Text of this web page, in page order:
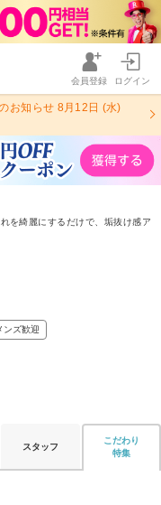
会員登録 ログイン
お知らせ 8月12日 (水)
を綺麗にするだけで、垢抜け感ア
ンズ歓迎
スタッフ
こだわり
特集